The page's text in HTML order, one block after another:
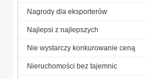
Nagrody dla eksporterów
Najlepsi z najlepszych
Nie wystarczy konkurowanie ceną
Nieruchomości bez tajemnic